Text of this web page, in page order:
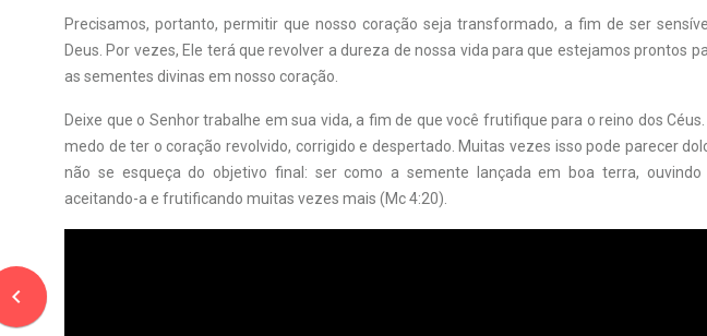
navigate_before
Precisamos, portanto, permitir que nosso coração seja transformado, a fim de ser
Deus. Por vezes, Ele terá que revolver a dureza de nossa vida para que estejamos prontos
as sementes divinas em nosso coração.
Deixe que o Senhor trabalhe em sua vida, a fim de que você frutifique para o reino dos
medo de ter o coração revolvido, corrigido e despertado. Muitas vezes isso pode parecer
não se esqueça do objetivo final: ser como a semente lançada em boa terra, ouvindo
aceitando-a e frutificando muitas vezes mais (Mc 4:20).